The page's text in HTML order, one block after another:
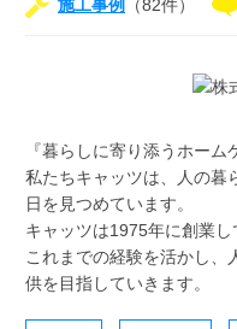
施工事例 （82件）
『暮らしに寄り添うホーム
私たちキャッツは、人の暮
日を見つめています。
キャッツは1975年に創業し
これまでの経験を活かし、
供を目指していきます。